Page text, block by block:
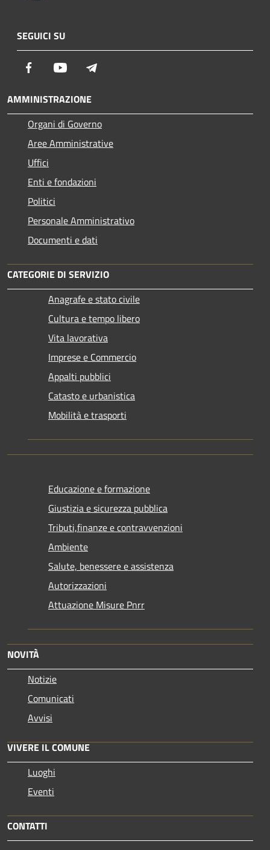
SEGUICI SU
Facebook Youtube
AMMINISTRAZIONE
Organi di Governo
Aree Amministrative
Uffici
Enti e fondazioni
Politici
Personale Amministrativo
Documenti e dati
CATEGORIE DI SERVIZIO
Anagrafe e stato civile
Cultura e tempo libero
Vita lavorativa
Imprese e Commercio
Appalti pubblici
Catasto e urbanistica
Mobilità e trasporti
Educazione e formazione
Giustizia e sicurezza pubblica
Tributi,finanze e contravvenzioni
Ambiente
Salute, benessere e assistenza
Autorizzazioni
Attuazione Misure Pnrr
NOVITÀ
Notizie
Comunicati
Avvisi
VIVERE IL COMUNE
Luoghi
Eventi
CONTATTI